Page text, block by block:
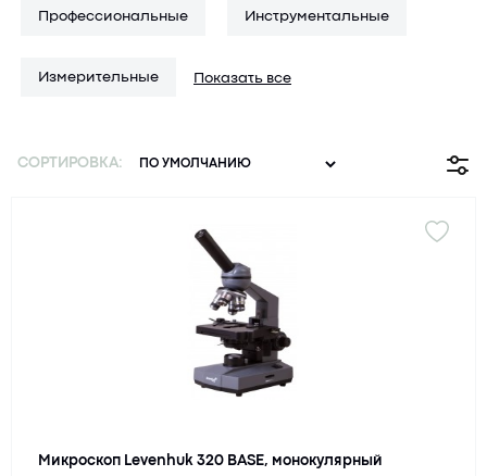
Профессиональные Инструментальные
Измерительные Показать все
СОРТИРОВКА:
Микроскоп Levenhuk 320 BASE, монокулярный